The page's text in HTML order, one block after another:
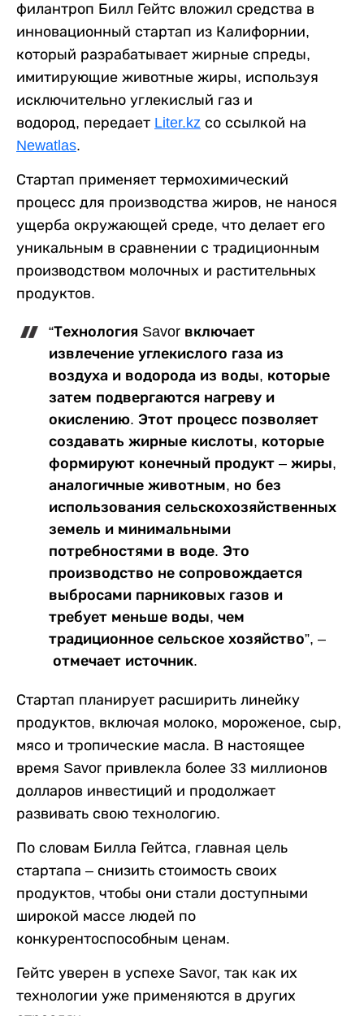
филантроп Билл Гейтс вложил средства в
инновационный стартап из Калифорнии,
который разрабатывает жирные спреды,
имитирующие животные жиры, используя
исключительно углекислый газ и
водород, передает Liter.kz со ссылкой на
Newatlas.
Стартап применяет термохимический
процесс для производства жиров, не нанося
ущерба окружающей среде, что делает его
уникальным в сравнении с традиционным
производством молочных и растительных
продуктов.
“Технология Savor включает
извлечение углекислого газа из
воздуха и водорода из воды, которые
затем подвергаются нагреву и
окислению. Этот процесс позволяет
создавать жирные кислоты, которые
формируют конечный продукт – жиры,
аналогичные животным, но без
использования сельскохозяйственных
земель и минимальными
потребностями в воде. Это
производство не сопровождается
выбросами парниковых газов и
требует меньше воды, чем
традиционное сельское хозяйство”, –
отмечает источник.
Стартап планирует расширить линейку
продуктов, включая молоко, мороженое, сыр,
мясо и тропические масла. В настоящее
время Savor привлекла более 33 миллионов
долларов инвестиций и продолжает
развивать свою технологию.
По словам Билла Гейтса, главная цель
стартапа – снизить стоимость своих
продуктов, чтобы они стали доступными
широкой массе людей по
конкурентоспособным ценам.
Гейтс уверен в успехе Savor, так как их
технологии уже применяются в других